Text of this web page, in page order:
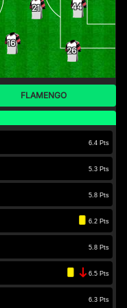
44
26
21
16
FLAMENGO
6.4 Pts
5.3 Pts
5.8 Pts
6.2 Pts
5.8 Pts
6.5 Pts
6.3 Pts